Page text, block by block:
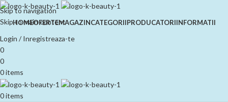
Skip to navigation
Skip to main content
HOMEOFERTEMAGAZINCATEGORIIPRODUCATORIINFORMATII
Login / Inregistreaza-te
0
0
0items
0items